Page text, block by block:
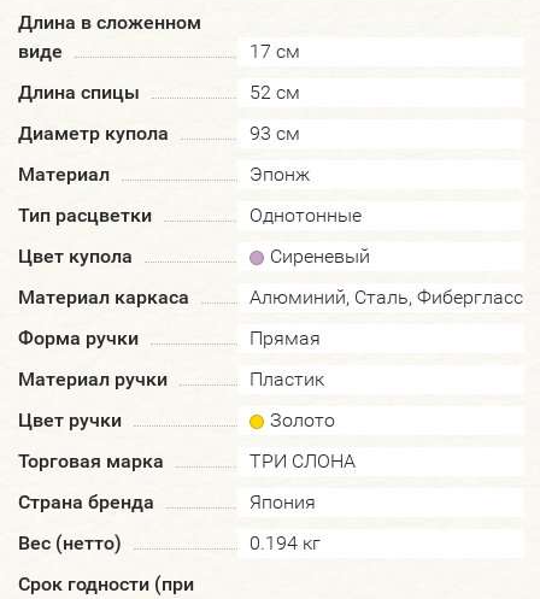
Длина в сложенном
виде
17 см
Длина спицы
52 см
Диаметр купола
93 см
Материал
Эпонж
Тип расцветки
Однотонные
Цвет купола
Сиреневый
Материал каркаса
Алюминий, Сталь, Фибергласс
Форма ручки
Прямая
Материал ручки
Пластик
Цвет ручки
Золото
Торговая марка
ТРИ СЛОНА
Страна бренда
Япония
Вес (нетто)
0.194 кг
Срок годности (при